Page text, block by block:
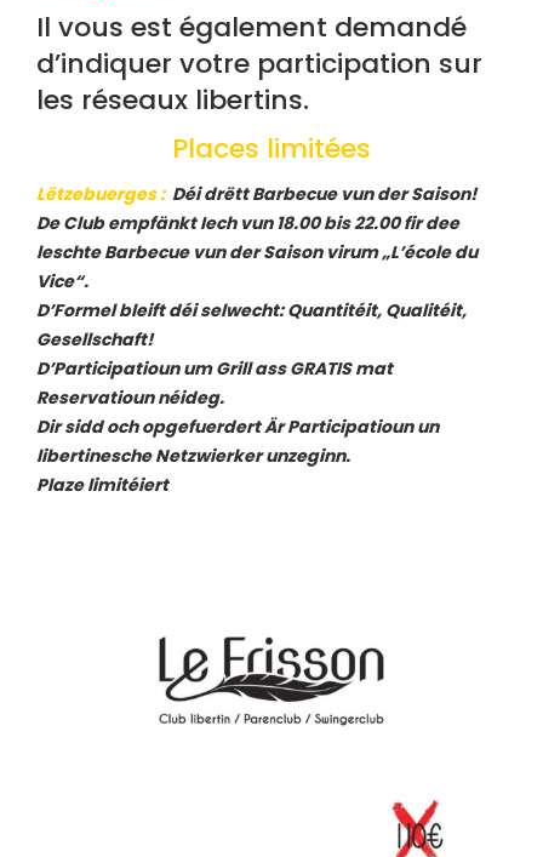
Il vous est également demandé
d’indiquer votre participation sur
les réseaux libertins.
Places limitées
Lëtzebuerges:Déi drëtt Barbecue vun der Saison!
De Club empfänkt Iech vun 18.00 bis 22.00 fir dee
leschte Barbecue vun der Saison virum „L’école du
Vice“.
D’Formel bleift déi selwecht: Quantitéit, Qualitéit,
Gesellschaft!
D’Participatioun um Grill ass GRATIS mat
Reservatioun néideg.
Dir sidd och opgefuerdert Är Participatioun un
libertinesche Netzwierker unzeginn.
Plaze limitéiert